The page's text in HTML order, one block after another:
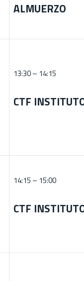
ALMUERZO
13:30 – 14:15
CTF
14:15 – 15:00
CTF